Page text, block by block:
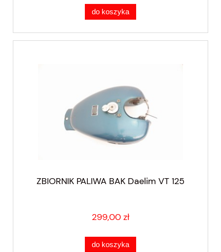
do koszyka
ZBIORNIK PALIWA BAK Daelim VT 125
299,00 zł
do koszyka